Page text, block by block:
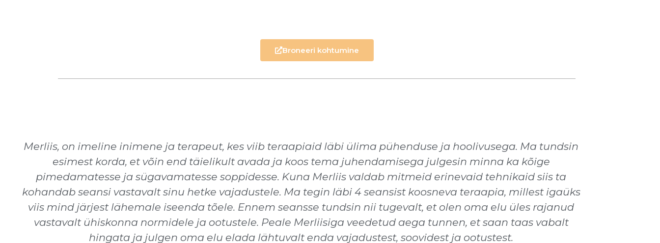
Broneeri kohtumine
Merliis, on imeline inimene ja terapeut, kes viib teraapiaid läbi ülima pühenduse ja hoolivusega. Ma tundsin
esimest korda, et võin end täielikult avada ja koos tema juhendamisega julgesin minna ka kõige
pimedamatesse ja sügavamatesse soppidesse. Kuna Merliis valdab mitmeid erinevaid tehnikaid siis ta
kohandab seansi vastavalt sinu hetke vajadustele. Ma tegin läbi 4 seansist koosneva teraapia, millest igaüks
viis mind järjest lähemale iseenda tõele. Ennem seansse tundsin nii tugevalt, et olen oma elu üles rajanud
vastavalt ühiskonna normidele ja ootustele. Peale Merliisiga veedetud aega tunnen, et saan taas vabalt
hingata ja julgen oma elu elada lähtuvalt enda vajadustest, soovidest ja ootustest.​